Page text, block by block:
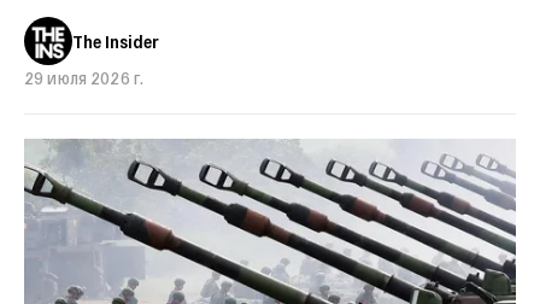
The Insider
29 июля 2026 г.